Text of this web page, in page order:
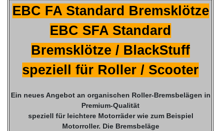
EBC FA Standard Bremsklötze
EBC SFA Standard
Bremsklötze / BlackStuff
speziell für Roller / Scooter
Ein neues Angebot an organischen Roller-Bremsbelägen in
Premium-Qualität
speziell für leichtere Motorräder wie zum Beispiel
Motorroller. Die Bremsbeläge